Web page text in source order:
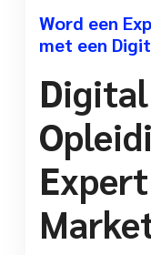
Word een
met een